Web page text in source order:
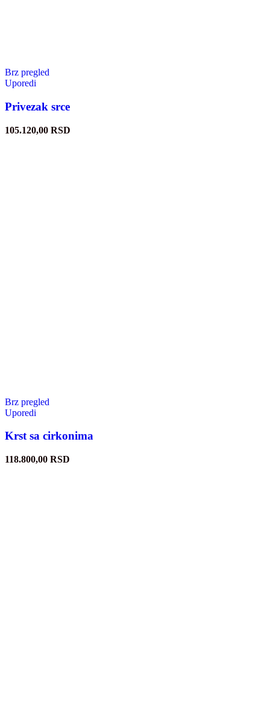
Brz pregled
Uporedi
Privezak srce
105.120,00 RSD
Brz pregled
Uporedi
Krst sa cirkonima
118.800,00 RSD